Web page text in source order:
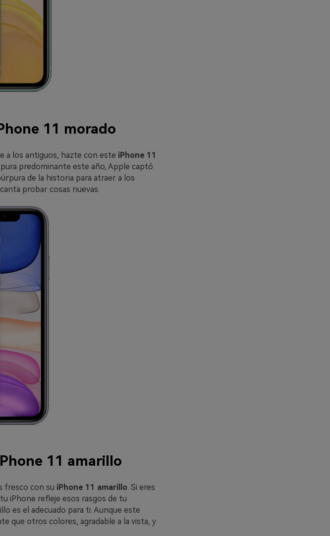
11 morado
a los antiguos, hazte con este iPhone 11
predominante este año, Apple captó
de la historia para atraer a los
probar cosas nuevas.
11 amarillo
fresco con su iPhone 11 amarillo. Si eres
iPhone refleje esos rasgos de tu
es el adecuado para ti. Aunque este
que otros colores, agradable a la vista, y